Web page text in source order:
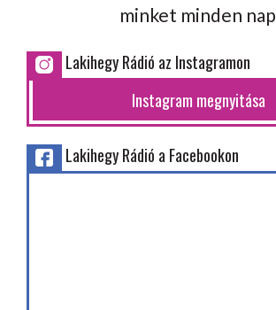
minket minden nap
Lakihegy Rádió az Instagramon
Instagram megnyitása
Lakihegy Rádió a Facebookon